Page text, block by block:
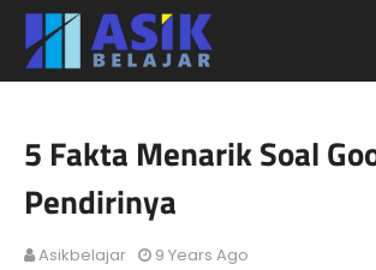
5 Fakta Menarik Soal
Pendirinya
Asikbelajar 9 Years Ago